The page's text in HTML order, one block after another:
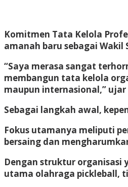
​Komitmen Tata Kelola
amanah baru sebagai Wakil
“Saya merasa sangat
membangun tata kelola
maupun internasional,”
​Sebagai langkah awal,
Fokus utamanya meliputi
bersaing dan
​Dengan struktur organisasi
utama olahraga pickleball,